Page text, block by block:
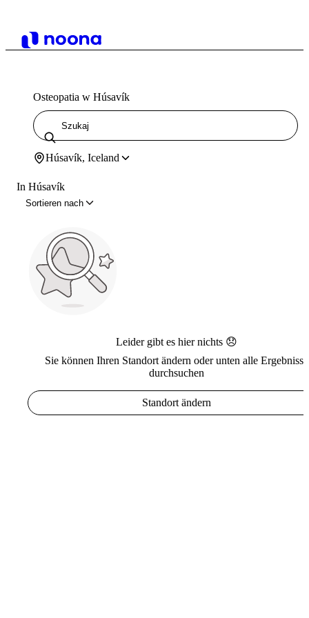
Osteopatia w Húsavík
Húsavík, Iceland
In Húsavík
Sortieren nach
Leider gibt es hier nichts 😞
Sie können Ihren Standort ändern oder unten alle Ergebnisse
durchsuchen
Standort ändern